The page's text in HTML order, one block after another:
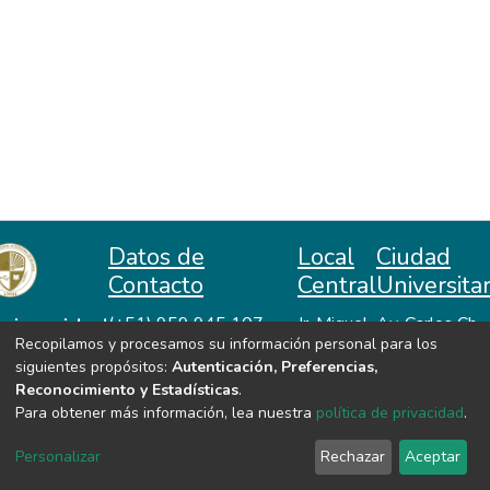
Huanta
Datos de
Contacto
(+51) 959 945 107
repositorio@unah.edu.pe
https://www.unah.edu.pe
Local
Central
Jr. Miguel
Lazón No
370
Huanta -
Ayacucho
Ciudad
Av. Carlos Ch.
Hiraoka
Huanta -
Ayacucho
VER MIS ESTADÍSTICAS
Recopilamos y procesamos su información personal para los
siguientes propósitos: Autenticación, Preferencias,
Reconocimiento y Estadísticas.
Para obtener más información, lea nuestra política de privacidad.
Personalizar Rechazar Aceptar